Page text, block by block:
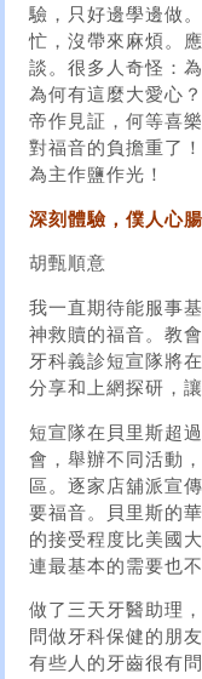
驗，只好邊學邊做
忙，沒帶來麻煩。
談。很多人奇怪：
為何有這麼大愛心
帝作見証，何等喜
對福音的負擔重了
為主作鹽作光！
深刻體驗，僕人心腸
胡甄順意
我一直期待能服事
神救贖的福音。教
牙科義診短宣隊將
分享和上網探研，
短宣隊在貝里斯超
會，舉辦不同活動
區。逐家店舖派宣
要福音。貝里斯的
的接受程度比美國
連最基本的需要也
做了三天牙醫助理
問做牙科保健的朋
有些人的牙齒很有